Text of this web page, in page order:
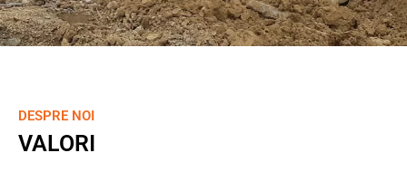
DESPRE NOI
VALORI